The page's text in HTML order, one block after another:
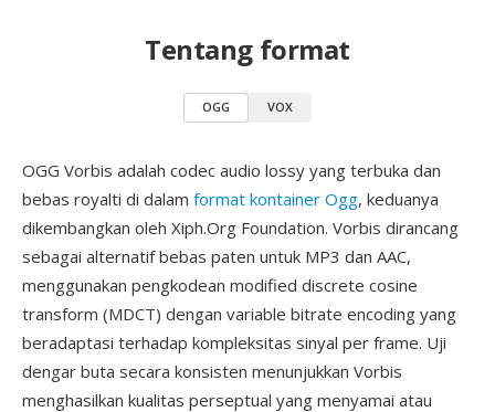
Tentang format
OGG VOX
OGG Vorbis adalah codec audio lossy yang terbuka dan
bebas royalti di dalam format kontainer Ogg, keduanya
dikembangkan oleh Xiph.Org Foundation. Vorbis dirancang
sebagai alternatif bebas paten untuk MP3 dan AAC,
menggunakan pengkodean modified discrete cosine
transform (MDCT) dengan variable bitrate encoding yang
beradaptasi terhadap kompleksitas sinyal per frame. Uji
dengar buta secara konsisten menunjukkan Vorbis
menghasilkan kualitas perseptual yang menyamai atau